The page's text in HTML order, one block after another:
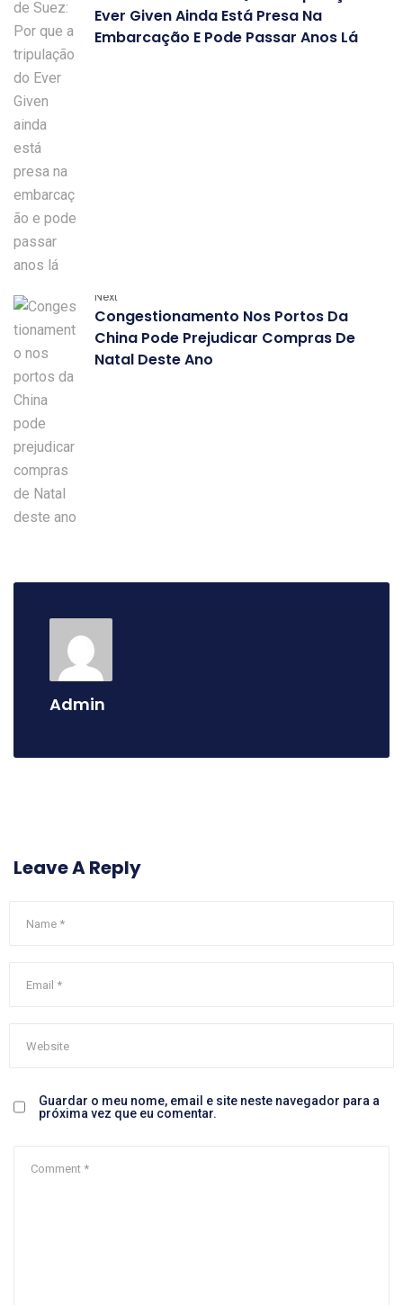
Ever Given Ainda Está Presa Na
Embarcação E Pode Passar Anos Lá
Next
Congestionamento Nos Portos Da
China Pode Prejudicar Compras De
Natal Deste Ano
Admin
Leave A Reply
Guardar o meu nome, email e site neste navegador para a
próxima vez que eu comentar.